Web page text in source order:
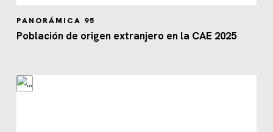
PANORÁMICA 95
Población de origen extranjero en la CAE 2025